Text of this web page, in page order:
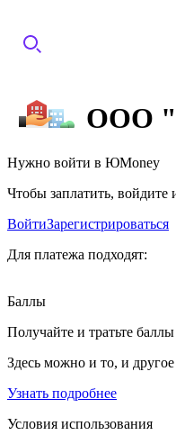
ООО
Нужно войти в ЮMoney
Чтобы заплатить,
ВойтиЗарегистрироваться
Для платежа подходят:
Баллы
Получайте и тратьте баллы
Здесь можно и то, и другое
Узнать подробнее
Условия использования